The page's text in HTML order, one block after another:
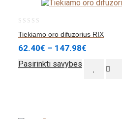
5
Tiekiamo oro difuzorius RIX
62.40€ – 147.98€
Pasirinkti savybes